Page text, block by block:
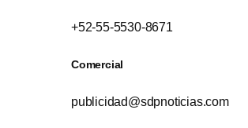
+52-55-5530-8671
Comercial
publicidad@sdpnoticias.com